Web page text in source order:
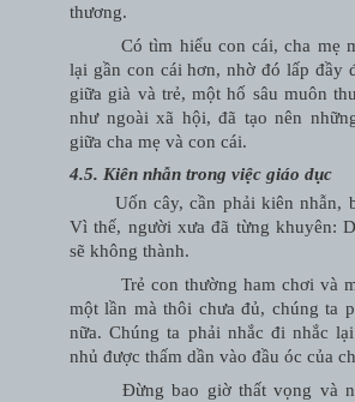
thương.
Có tìm hiểu con cái, cha mẹ
lại gần con cái hơn, nhờ đó lấp đầy
giữa già và trẻ, một hố sâu muôn
như ngoài xã hội, đã tạo nên
giữa cha mẹ và con cái.
4.5. Kiên nhẫn trong việc giáo dục
Uốn cây, cần phải kiên nhẫn,
Vì thế, người xưa đã từng khuyên:
sẽ không thành.
Trẻ con thường ham chơi và
một lần mà thôi chưa đủ, chúng ta
nữa. Chúng ta phải nhắc đi nhắc
nhủ được thấm dần vào đầu óc của
Đừng bao giờ thất vọng và